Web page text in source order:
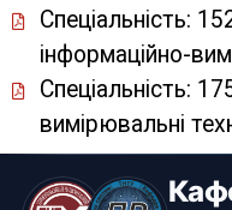
Спеціальність:
інформаційно-
Спеціальність:
вимірювальні